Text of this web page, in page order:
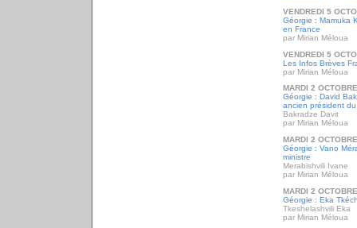
VENDREDI 5
Géorgie : Mamuka
en France
par Mirian Méloua
VENDREDI 5
Les Infos Brèves
par Mirian Méloua
MARDI 2
Géorgie : David
ancien président
Bakradze Davit
par Mirian Méloua
MARDI 2
Géorgie : Vano
ministre
Merabishvili Ivane
par Mirian Méloua
MARDI 2
Géorgie : Eka
Tkeshelashvili Eka
par Mirian Méloua